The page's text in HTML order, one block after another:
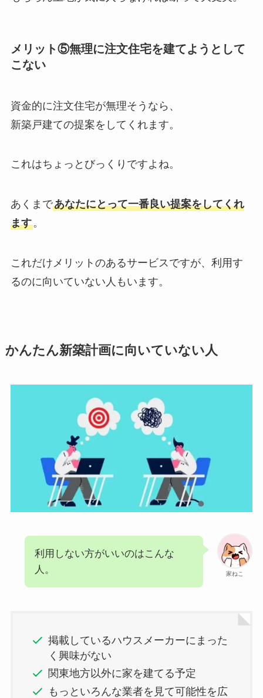
メリット⑤無理に注文住宅を建てようとして
こない
資金的に注文住宅が無理そうなら、
新築戸建ての提案をしてくれます。
これはちょっとびっくりですよね。
あくまであなたにとって一番良い提案をしてくれ
ます。
これだけメリットのあるサービスですが、利用す
るのに向いていない人もいます。
かんたん新築計画に向いていない人
家ねこ
利用しない方がいいのはこんな
人。
掲載しているハウスメーカーにまった
く興味がない
関東地方以外に家を建てる予定
もっといろんな業者を見て可能性を広